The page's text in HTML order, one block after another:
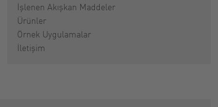
İşlenen Akışkan Maddeler
Ürünler
Örnek Uygulamalar
İletişim